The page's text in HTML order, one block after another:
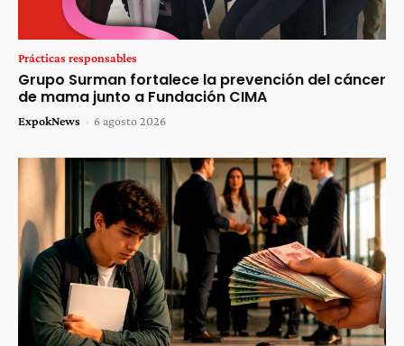
Prácticas responsables
Grupo Surman fortalece la prevención del cáncer
de mama junto a Fundación CIMA
ExpokNews - 6 agosto 2026